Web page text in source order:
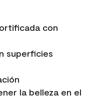
con
superficies
la belleza en el